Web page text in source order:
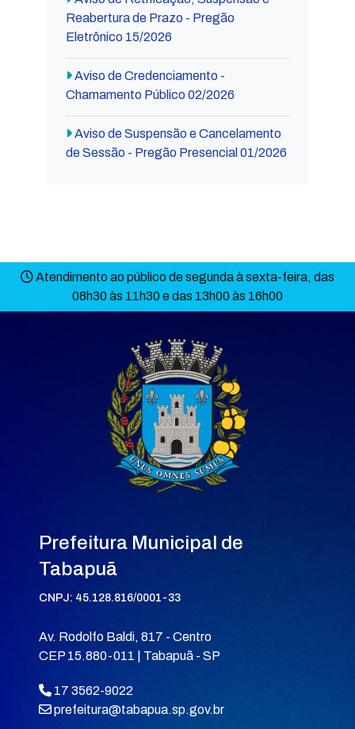
Reabertura de Prazo - Pregão
Eletrônico 15/2026
Aviso de Credenciamento -
Chamamento Público 02/2026
Aviso de Suspensão e Cancelamento
de Sessão - Pregão Presencial 01/2026
Atendimento ao público de segunda à sexta-feira, das
08h30 às 11h30 e das 13h00 às 16h00
Prefeitura Municipal de
Tabapuã
CNPJ: 45.128.816/0001-33
Av. Rodolfo Baldi, 817 - Centro
CEP 15.880-011 | Tabapuã - SP
17 3562-9022
prefeitura@tabapua.sp.gov.br